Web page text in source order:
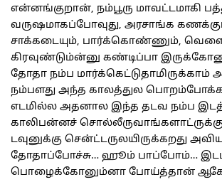
என்னங்குறான், நம்பூரு மாவட்டமாகி
வருஷமாகப்போவுது, அரசாங்க
சாக்கடையும், பார்க்கொண்ணும்,
கிரவுண்டும்ன்னு கண்டிப்பா
தோதா நம்ப மார்க்கெட்டுதாமிருக்காம்
நம்பளது அந்த காலத்துல
எடமில்ல அதனால இந்த தடவ நம்ப
காலிபன்னச்
டவுனுக்கு சென்ட்டருலயிருக்கறது
தோதாப்போச்சு… ஹூம் பாப்போம்…
பொழைக்கோனும்னா போய்த்தான்